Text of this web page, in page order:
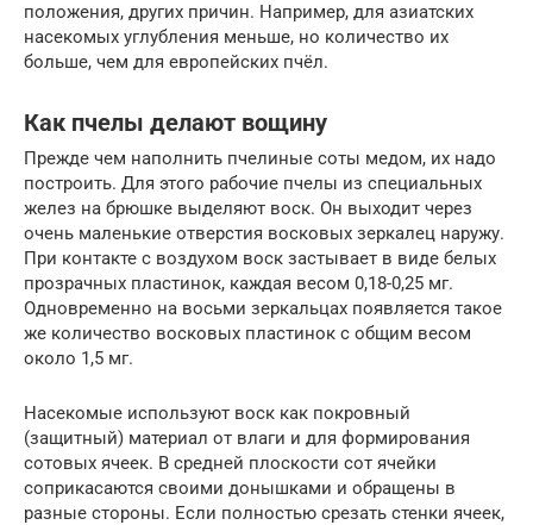
положения, других причин. Например, для азиатских
насекомых углубления меньше, но количество их
больше, чем для европейских пчёл.
Как пчелы делают вощину
Прежде чем наполнить пчелиные соты медом, их надо
построить. Для этого рабочие пчелы из специальных
желез на брюшке выделяют воск. Он выходит через
очень маленькие отверстия восковых зеркалец наружу.
При контакте с воздухом воск застывает в виде белых
прозрачных пластинок, каждая весом 0,18-0,25 мг.
Одновременно на восьми зеркальцах появляется такое
же количество восковых пластинок с общим весом
около 1,5 мг.
Насекомые используют воск как покровный
(защитный) материал от влаги и для формирования
сотовых ячеек. В средней плоскости сот ячейки
соприкасаются своими донышками и обращены в
разные стороны. Если полностью срезать стенки ячеек,